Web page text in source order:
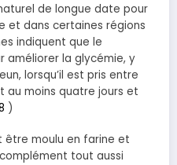
de longue date pour
et dans certaines régions
indiquent que le
améliorer la glycémie, y
lorsqu’il est pris entre
au moins quatre jours et
)
être moulu en farine et
tout aussi